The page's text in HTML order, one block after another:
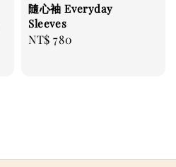
隨心袖 Everyday
Sleeves
Regular
NT$ 780